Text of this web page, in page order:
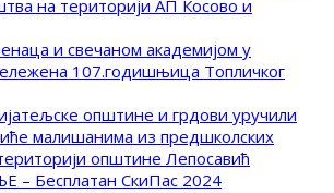
на територији АП Косово и
и свечаном академијом у
107.годишњица Топличког
општине и грдови уручили
малишанима из предшколских
општине Лепосавић
Бесплатан СкиПас 2024